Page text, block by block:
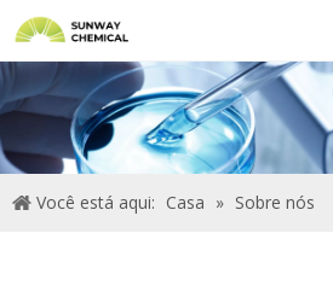
Você está aqui: Casa » Sobre nós